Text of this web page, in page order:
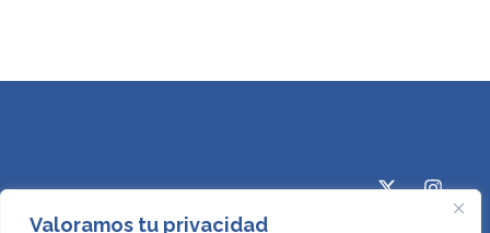
Valoramos tu privacidad